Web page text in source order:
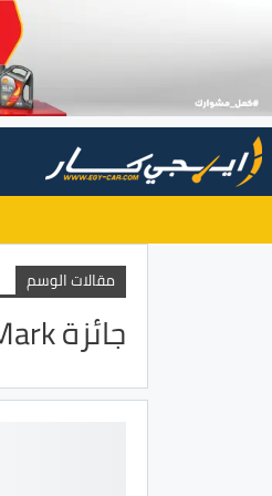
مقالات الوسم
جائزة G-Mark